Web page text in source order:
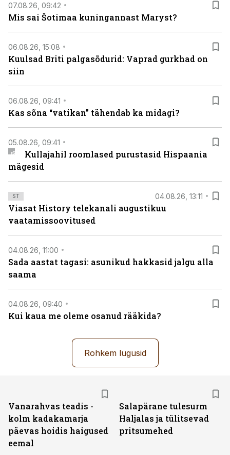
07.08.26, 09:42
Mis sai Šotimaa kuningannast Maryst?
06.08.26, 15:08
Kuulsad Briti palgasõdurid: Vaprad gurkhad on
siin
06.08.26, 09:41
Kas sõna “vatikan” tähendab ka midagi?
05.08.26, 09:41
Kullajahil roomlased purustasid Hispaania
mägesid
ST 04.08.26, 13:11
Viasat History telekanali augustikuu
vaatamissoovitused
04.08.26, 11:00
Sada aastat tagasi: asunikud hakkasid jalgu alla
saama
04.08.26, 09:40
Kui kaua me oleme osanud rääkida?
Rohkem lugusid
Vanarahvas teadis -
kolm kadakamarja
päevas hoidis haigused
eemal
Salapärane tulesurm
Haljalas ja tülitsevad
pritsumehed